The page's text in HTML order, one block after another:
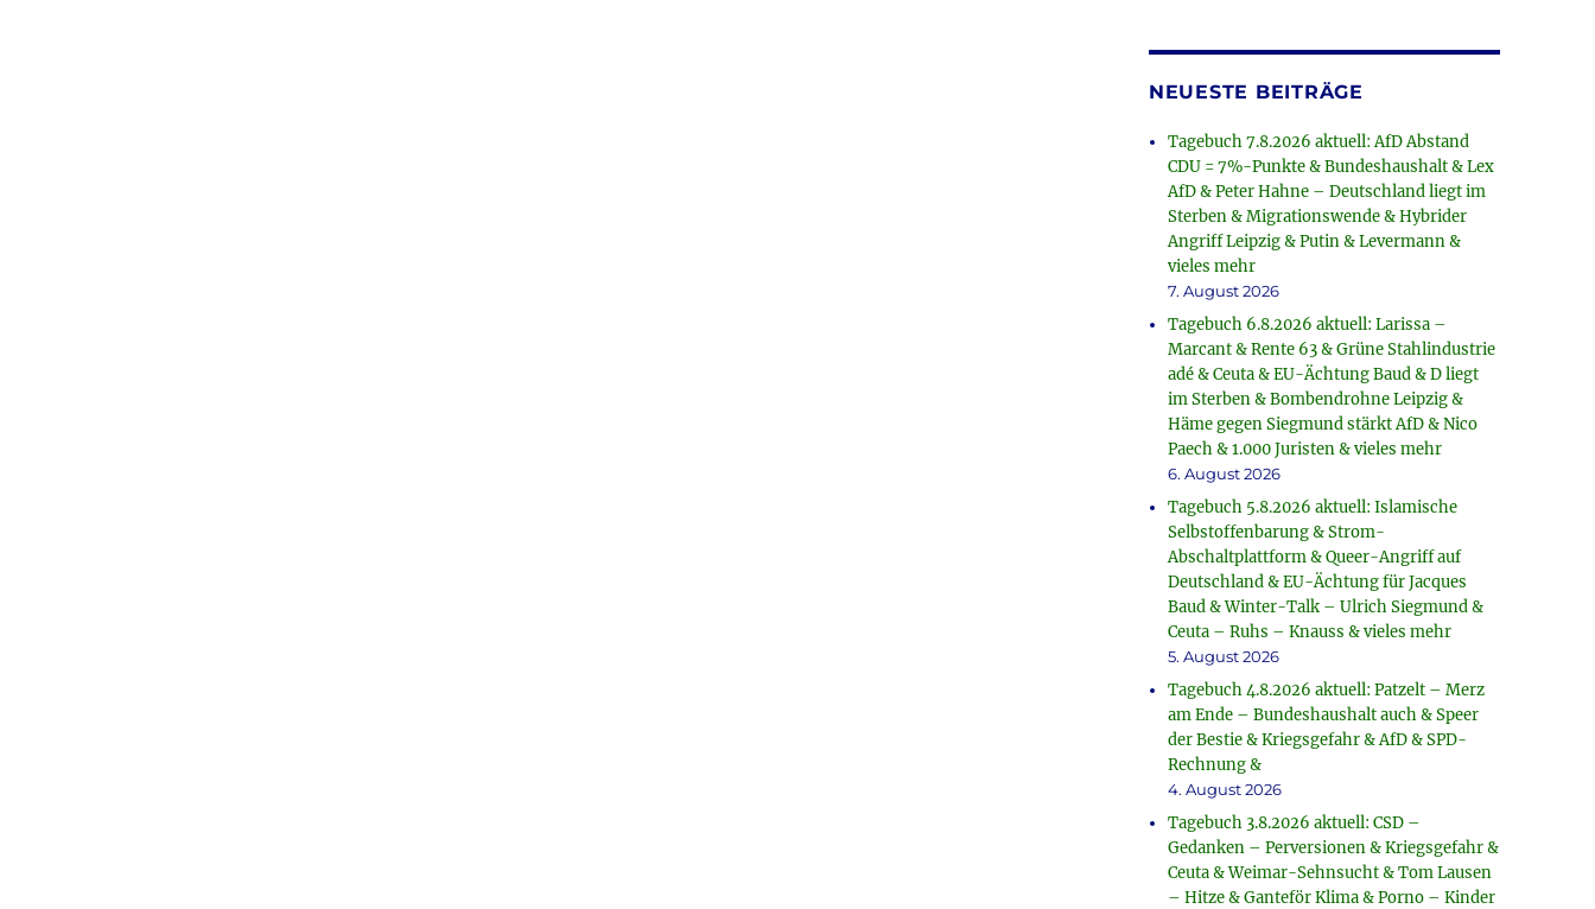
NEUESTE BEITRÄGE
Tagebuch 7.8.2026 aktuell: AfD Abstand
CDU = 7%-Punkte & Bundeshaushalt & Lex
AfD & Peter Hahne – Deutschland liegt im
Sterben & Migrationswende & Hybrider
Angriff Leipzig & Putin & Levermann &
vieles mehr
7. August 2026
Tagebuch 6.8.2026 aktuell: Larissa –
Marcant & Rente 63 & Grüne Stahlindustrie
adé & Ceuta & EU-Ächtung Baud & D liegt
im Sterben & Bombendrohne Leipzig &
Häme gegen Siegmund stärkt AfD & Nico
Paech & 1.000 Juristen & vieles mehr
6. August 2026
Tagebuch 5.8.2026 aktuell: Islamische
Selbstoffenbarung & Strom-
Abschaltplattform & Queer-Angriff auf
Deutschland & EU-Ächtung für Jacques
Baud & Winter-Talk – Ulrich Siegmund &
Ceuta – Ruhs – Knauss & vieles mehr
5. August 2026
Tagebuch 4.8.2026 aktuell: Patzelt – Merz
am Ende – Bundeshaushalt auch & Speer
der Bestie & Kriegsgefahr & AfD & SPD-
Rechnung &
4. August 2026
Tagebuch 3.8.2026 aktuell: CSD –
Gedanken – Perversionen & Kriegsgefahr &
Ceuta & Weimar-Sehnsucht & Tom Lausen
– Hitze & Ganteför Klima & Porno – Kinder